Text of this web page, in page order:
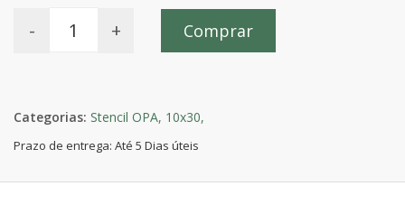
- + Comprar
Categorias: Stencil OPA, 10x30,
Prazo de entrega: Até 5 Dias úteis